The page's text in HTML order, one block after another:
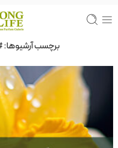
برچسب آرشیوها: